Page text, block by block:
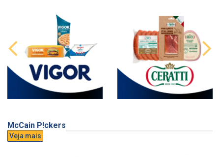
McCain P!ckers
Veja mais